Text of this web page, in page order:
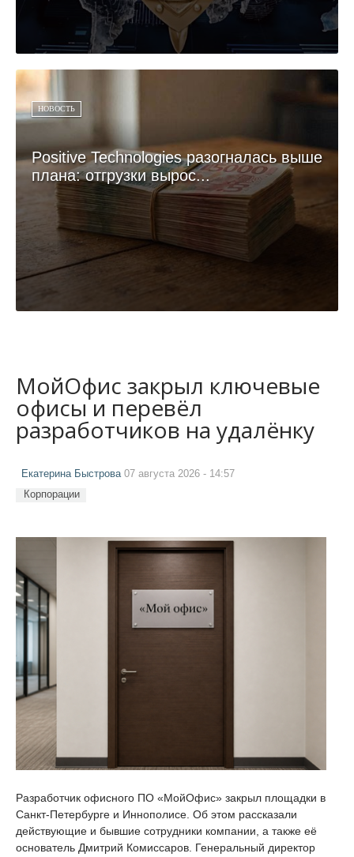
НОВОСТЬ
Positive Technologies разогналась выше
плана: отгрузки вырос...
МойОфис закрыл ключевые
офисы и перевёл
разработчиков на удалёнку
Екатерина Быстрова07 августа 2026 - 14:57
Корпорации
Разработчик офисного ПО «МойОфис» закрыл площадки в
Санкт-Петербурге и Иннополисе. Об этом рассказали
действующие и бывшие сотрудники компании, а также её
основатель Дмитрий Комиссаров. Генеральный директор